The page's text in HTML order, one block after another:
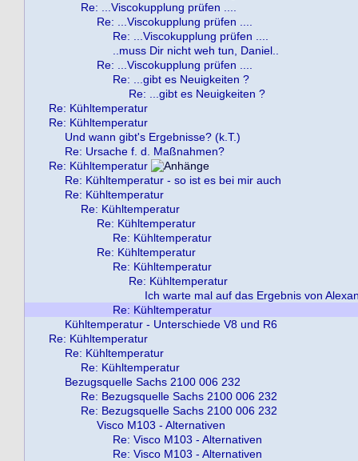
Re: ...Viscokupplung prüfen ....
Re: ...Viscokupplung prüfen ....
Re: ...Viscokupplung prüfen ....
..muss Dir nicht weh tun, Daniel..
Re: ...Viscokupplung prüfen ....
Re: ...gibt es Neuigkeiten ?
Re: ...gibt es Neuigkeiten ?
Re: Kühltemperatur
Re: Kühltemperatur
Und wann gibt's Ergebnisse? (k.T.)
Re: Ursache f. d. Maßnahmen?
Re: Kühltemperatur
Re: Kühltemperatur - so ist es bei mir auch
Re: Kühltemperatur
Re: Kühltemperatur
Re: Kühltemperatur
Re: Kühltemperatur
Re: Kühltemperatur
Re: Kühltemperatur
Re: Kühltemperatur
Ich warte mal auf das Ergebnis von
Re: Kühltemperatur
Kühltemperatur - Unterschiede V8 und R6
Re: Kühltemperatur
Re: Kühltemperatur
Re: Kühltemperatur
Bezugsquelle Sachs 2100 006 232
Re: Bezugsquelle Sachs 2100 006 232
Re: Bezugsquelle Sachs 2100 006 232
Visco M103 - Alternativen
Re: Visco M103 - Alternativen
Re: Visco M103 - Alternativen